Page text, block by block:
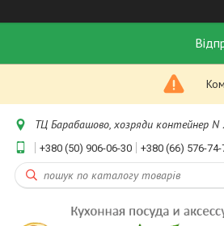
ТЦ Барабашово, хозряди контейнер N
+380 (50) 906-06-30 +380 (66) 576-74-